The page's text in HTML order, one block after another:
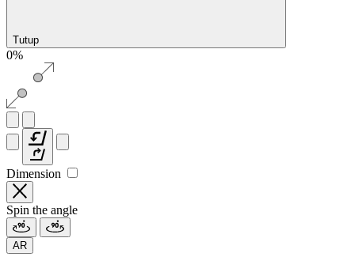
Tutup
0%
Dimension
Spin the angle
AR